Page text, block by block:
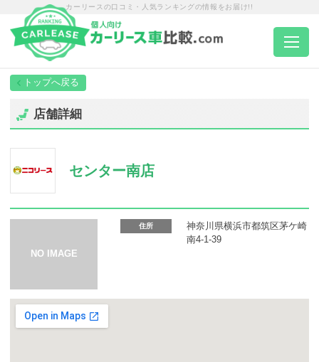
カーリースの口コミ・人気ランキングの情報をお届け!!
トップページ
エリア別ランキング
カーリース体験談
店舗詳細
センター南店
住所
神奈川県横浜市都筑区茅ケ崎
南4-1-39